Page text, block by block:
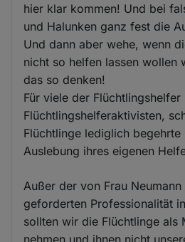
hier klar kommen! Und bei
und Halunken ganz fest die
Und dann aber wehe, wenn
nicht so helfen lassen wollen
das so denken!
Für viele der Flüchtlingshelfer
Flüchtlingshelferaktivisten,
Flüchtlinge lediglich begehrte
Auslebung ihres eigenen
Außer der von Frau Neumann
geforderten Professionalität
sollten wir die Flüchtlinge als
nehmen und ihnen nicht